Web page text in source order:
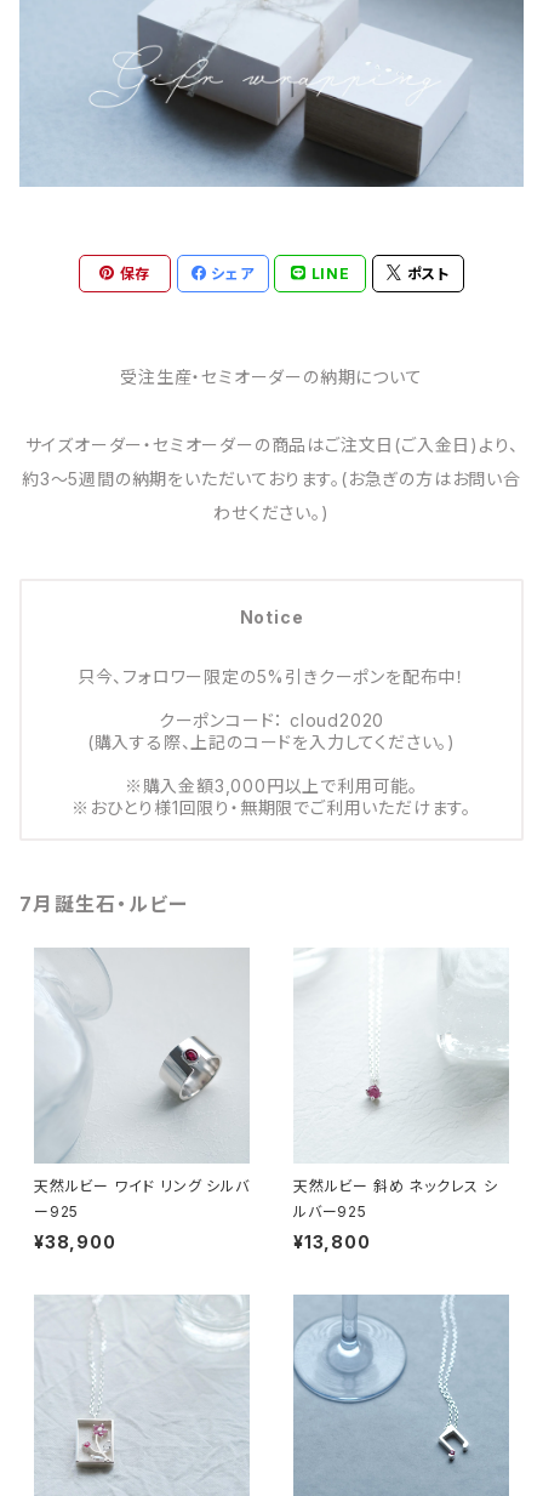
保存 シェア LINE ポスト
受注生産・セミオーダーの納期について
サイズオーダー・セミオーダーの商品はご注文日(ご入金日)より、
約3～5週間の納期をいただいております。(お急ぎの方はお問い合
わせください。)
Notice
只今、フォロワー限定の5%引きクーポンを配布中！
クーポンコード： cloud2020
(購入する際、上記のコードを入力してください。)
※購入金額3,000円以上で利用可能。
※おひとり様1回限り・無期限でご利用いただけます。
7月誕生石・ルビー
天然ルビー ワイド リング シルバ
ー925
¥38,900
天然ルビー 斜め ネックレス シ
ルバー925
¥13,800